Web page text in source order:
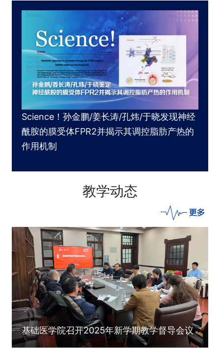
Science！孙金鹏/姜长涛/孔炜/于晓发现神经
酰胺的膜受体FPR2并揭示其调控脂肪产热的
作用机制
教学动态
基础医学院召开2025年新学期教学督导会议